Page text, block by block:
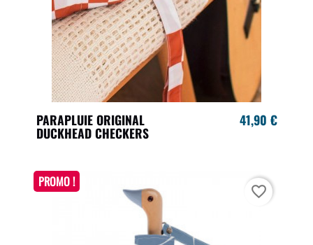
PARAPLUIE ORIGINAL
DUCKHEAD CHECKERS
41,90 €
PROMO !
favorite_border